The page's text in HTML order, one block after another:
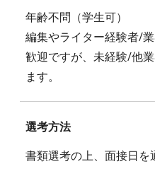
年齢不問（学生可）
編集やライター経験者/
歓迎ですが、未経験/他
ます。
選考方法
書類選考の上、面接日を